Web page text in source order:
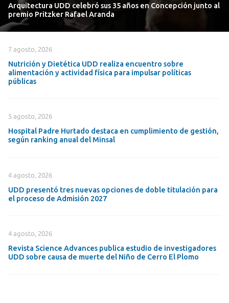
Arquitectura UDD celebró sus 35 años en Concepción junto al
premio Pritzker Rafael Aranda
7 agosto, 2026
Nutrición y Dietética UDD realiza encuentro sobre
alimentación y actividad física para impulsar políticas
públicas
5 agosto, 2026
Hospital Padre Hurtado destaca en cumplimiento de gestión,
según ranking anual del Minsal
4 agosto, 2026
UDD presentó tres nuevas opciones de doble titulación para
el proceso de Admisión 2027
4 agosto, 2026
Revista Science Advances publica estudio de investigadores
UDD sobre causa de muerte del Niño de Cerro El Plomo